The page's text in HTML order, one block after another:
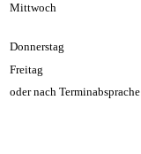
Mittwoch
Donnerstag
Freitag
oder nach Terminabsprache